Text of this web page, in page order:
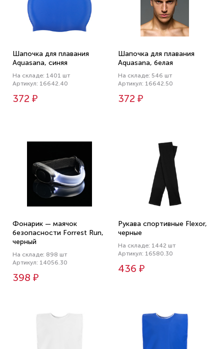
Шапочка для плавания
Aquasana, синяя
На складе: 1401 шт
Артикул: 16642.40
372 ₽
Шапочка для плавания
Aquasana, белая
На складе: 546 шт
Артикул: 16642.50
372 ₽
Фонарик — маячок
безопасности Forrest Run,
черный
На складе: 898 шт
Артикул: 14056.30
398 ₽
Рукава спортивные Flexor,
черные
На складе: 1442 шт
Артикул: 16580.30
436 ₽